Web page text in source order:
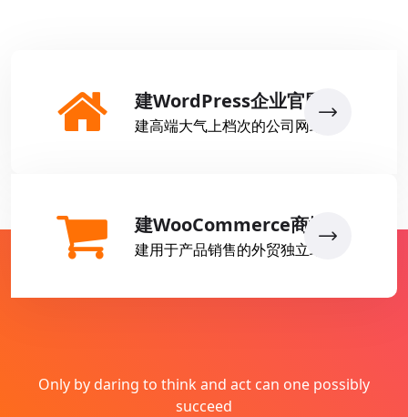
建WordPress企业官网
建高端大气上档次的公司网站
建WooCommerce商城
建用于产品销售的外贸独立站
Only by daring to think and act can one possibly
succeed